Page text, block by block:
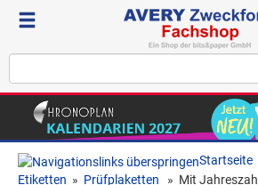
Startseite
Etiketten » Prüfplaketten » Mit Jahreszahl